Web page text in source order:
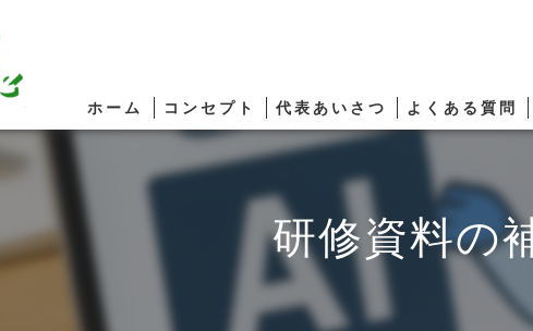
ホーム コンセプト 代表あいさつ よくある質問
研修資料の